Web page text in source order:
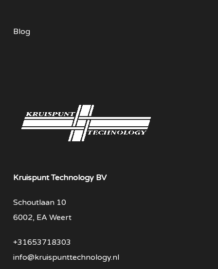
Blog
Kruispunt Technology BV
Schoutlaan 10
6002, EA Weert
+31653718303
info@kruispunttechnology.nl